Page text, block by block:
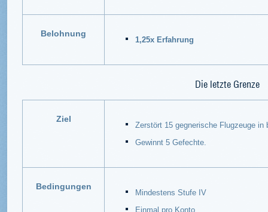
Belohnung
1,25x Erfahrung
Die letzte Grenze
Ziel
Zerstört 15 gegnerische Flugzeuge in
Gewinnt 5 Gefechte.
Bedingungen
Mindestens Stufe IV
Einmal pro Konto